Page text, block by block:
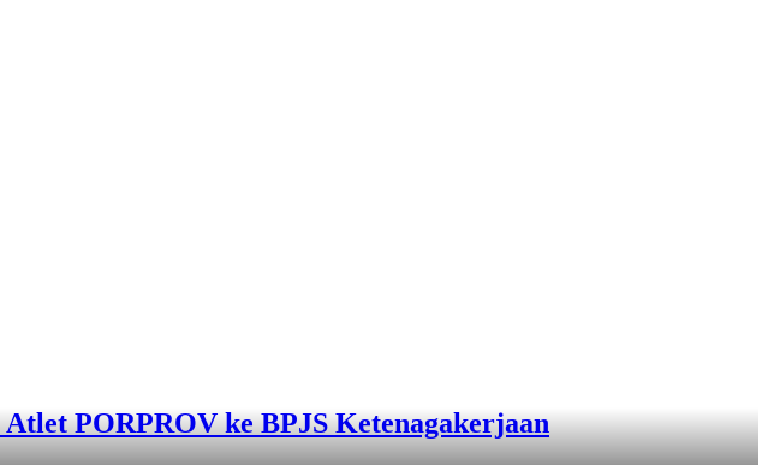
PORPROV ke BPJS Ketenagakerjaan